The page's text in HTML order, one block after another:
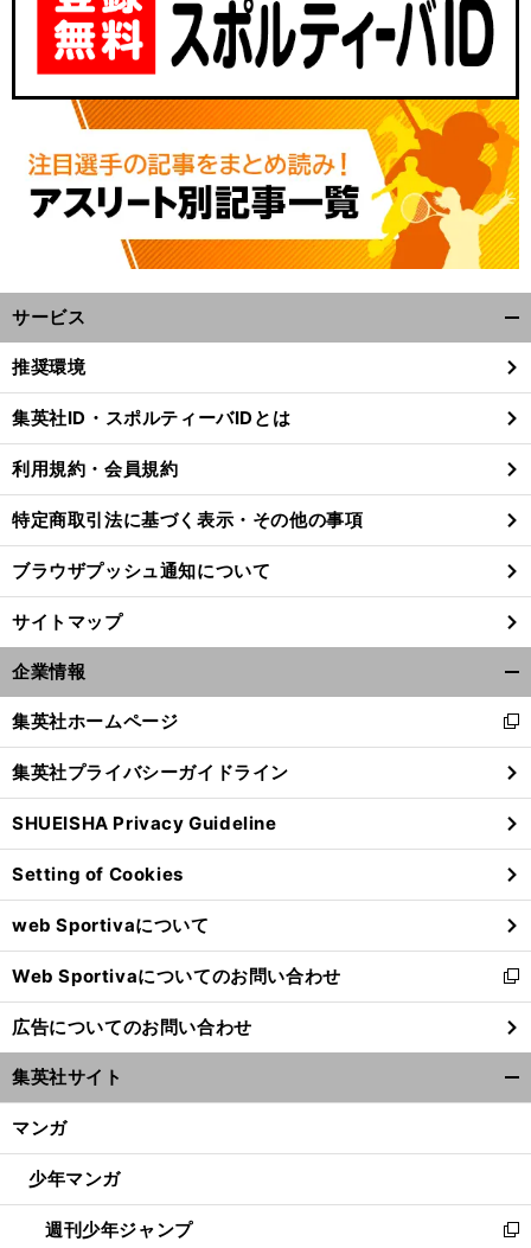
サービス
閉
る
推奨環境
集英社ID・スポルティーバIDとは
利用規約・会員規約
特定商取引法に基づく表示・その他の事項
ブラウザプッシュ通知について
サイトマップ
企業情報
閉
る
集英社ホームページ
新
し
い
ウ
ィ
ン
ド
ウ
で
開
く
集英社プライバシーガイドライン
SHUEISHA Privacy Guideline
Setting of Cookies
web Sportivaについて
Web Sportivaについてのお問い合わせ
新
し
い
ウ
ィ
ン
ウ
開
く
広告についてのお問い合わせ
集英社サイト
マンガ
少年マンガ
週刊少年ジャンプ
新